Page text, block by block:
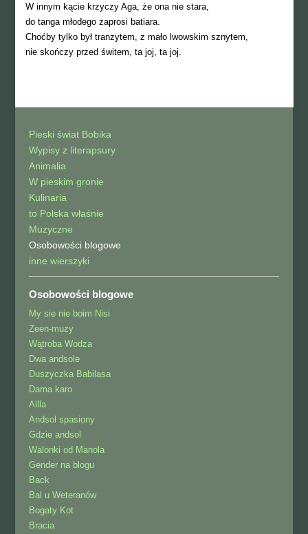
W innym kącie krzyczy Aga, że ona nie stara,
do tanga młodego zaprosi batiara.
Choćby tylko był tranzytem, z mało lwowskim sznytem,
nie skończy przed świtem, ta joj, ta joj.
Pieski świat Bobika
Wypisy z literapsury
Animalia
W pieskim gronie
Kulinaria
to Polska właśnie
Muzyczne
Osobowości blogowe
inne wierszyki
Osobowości blogowe
My sie nie boim Nisi
Zeen-muzy
Wątroba Wodza
Dwa andsole
Duszyczka Babilasa
Dama karo
Allla
Andsol spasiony
Gdzie andsol
Walonki od Manola
Gender na blogu
Back
Bal u Weteranów
Bogaty Kot
Bracia